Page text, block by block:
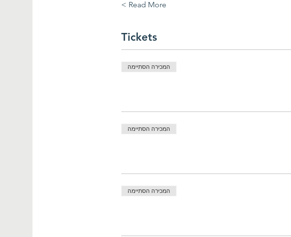
Read More >
Tickets
המכירה הסתיימה
המכירה הסתיימה
המכירה הסתיימה